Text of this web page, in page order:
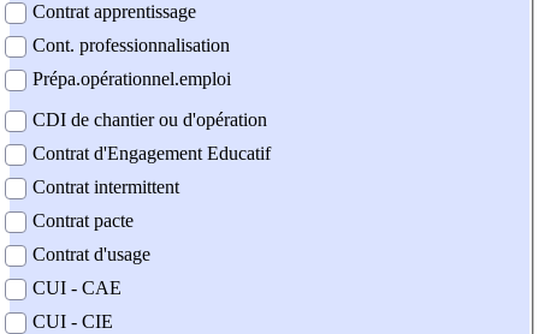
Contrat apprentissage
Cont. professionnalisation
Prépa.opérationnel.emploi
CDI de chantier ou d'opération
Contrat d'Engagement Educatif
Contrat intermittent
Contrat pacte
Contrat d'usage
CUI - CAE
CUI - CIE